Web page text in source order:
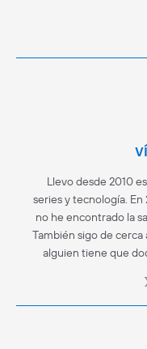
Llevo desde 2010
series y tecnología.
no he encontrado la
También sigo de
alguien tiene que